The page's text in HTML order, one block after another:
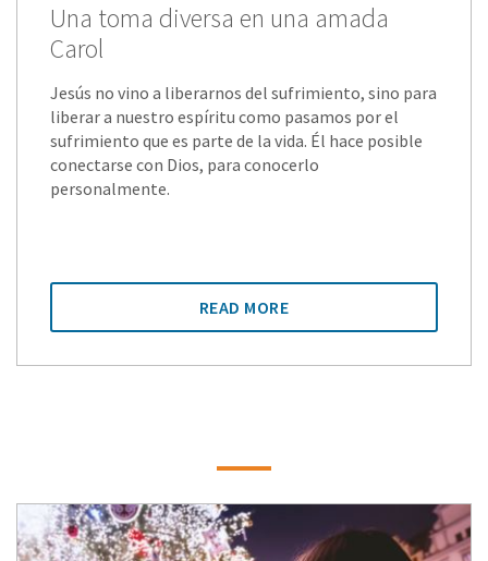
Una toma diversa en una amada
Carol
Jesús no vino a liberarnos del sufrimiento, sino para
liberar a nuestro espíritu como pasamos por el
sufrimiento que es parte de la vida. Él hace posible
conectarse con Dios, para conocerlo
personalmente.
READ MORE